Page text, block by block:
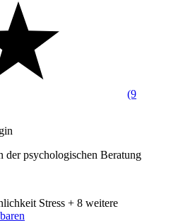
(9
der psychologischen Beratung
Stress + 8 weitere